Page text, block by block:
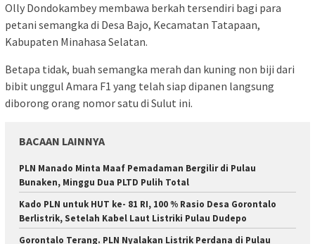
Olly Dondokambey membawa berkah tersendiri bagi para
petani semangka di Desa Bajo, Kecamatan Tatapaan,
Kabupaten Minahasa Selatan.
Betapa tidak, buah semangka merah dan kuning non biji dari
bibit unggul Amara F1 yang telah siap dipanen langsung
diborong orang nomor satu di Sulut ini.
BACAAN LAINNYA
PLN Manado Minta Maaf Pemadaman Bergilir di Pulau
Bunaken, Minggu Dua PLTD Pulih Total
Kado PLN untuk HUT ke- 81 RI, 100 % Rasio Desa Gorontalo
Berlistrik, Setelah Kabel Laut Listriki Pulau Dudepo
Gorontalo Terang. PLN Nyalakan Listrik Perdana di Pulau